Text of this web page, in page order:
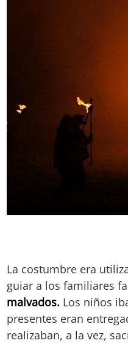
La costumbre era
guiar a los familiares
malvados. Los niños
presentes eran
realizaban, a la vez,